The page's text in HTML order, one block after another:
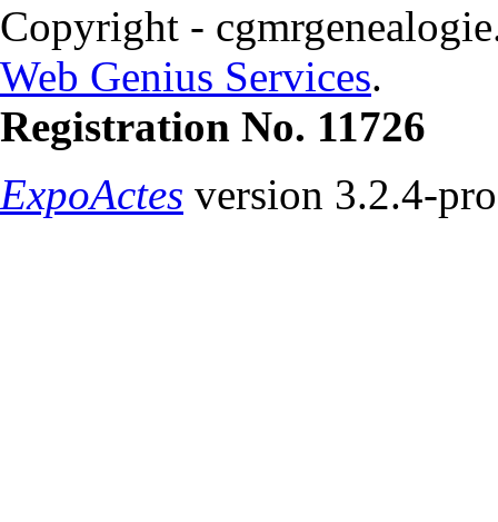
Copyright -
Web Genius Services.
Registration No. 11726
ExpoActes version 3.2.4-